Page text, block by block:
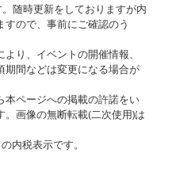
随時更新をしておりますが内
ので、事前にご確認のう
り、イベントの開催情報、
期間などは変更になる場合が
ページへの掲載の許諾をい
画像の無断転載(二次使用)は
内税表示です。